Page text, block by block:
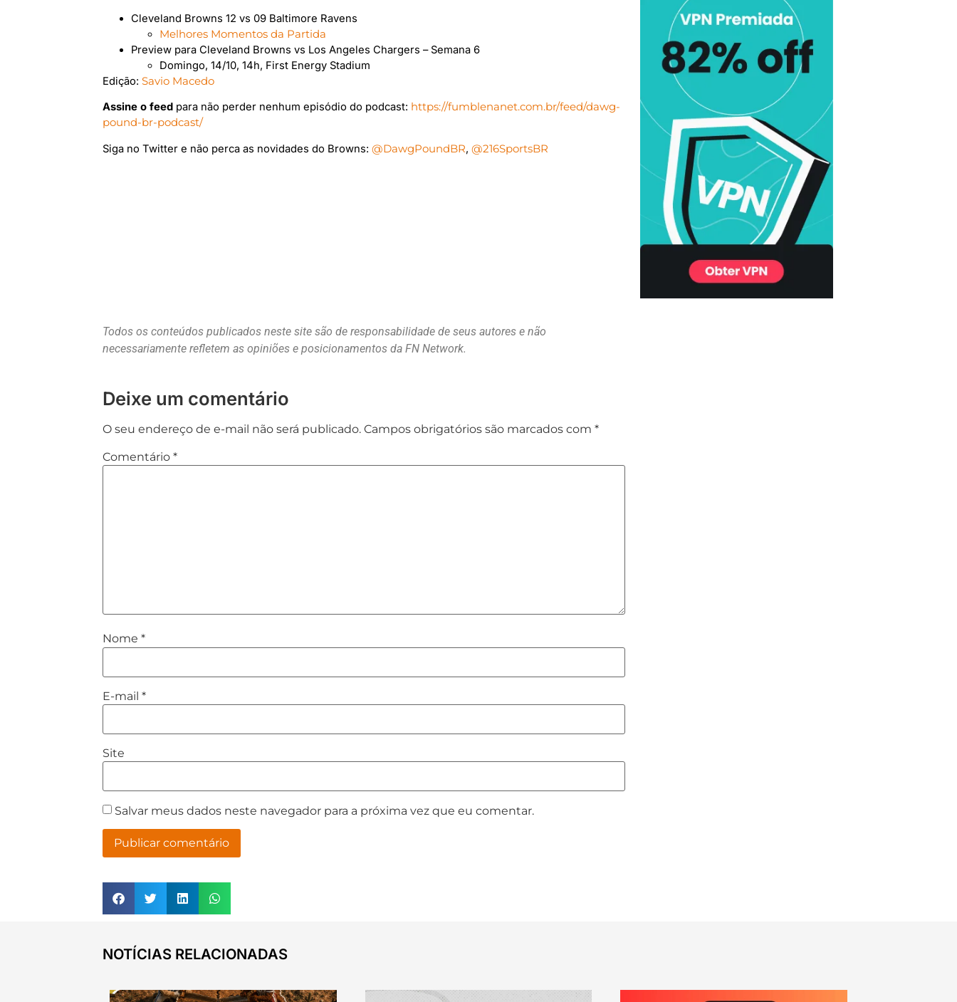
Cleveland Browns 12 vs 09 Baltimore Ravens
Melhores Momentos da Partida
Preview para Cleveland Browns vs Los Angeles Chargers – Semana 6
Domingo, 14/10, 14h, First Energy Stadium
Edição:Savio Macedo
Assine o feed para não perder nenhum episódio do podcast: https://fumblenanet.com.br/feed/dawg-
pound-br-podcast/
Siga no Twitter e não perca as novidades do Browns:@DawgPoundBR,@216SportsBR
Todos os conteúdos publicados neste site são de responsabilidade de seus autores e não
necessariamente refletem as opiniões e posicionamentos da FN Network.
Deixe um comentário
O seu endereço de e-mail não será publicado. Campos obrigatórios são marcados com*
Comentário*
Nome*
E-mail*
Site
Salvar meus dados neste navegador para a próxima vez que eu comentar.
NOTÍCIAS RELACIONADAS